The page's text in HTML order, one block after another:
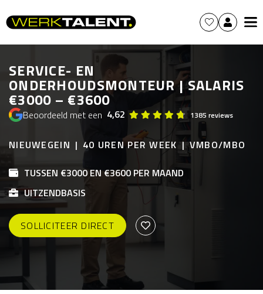
SERVICE- EN
ONDERHOUDSMONTEUR | SALARIS
€3000 – €3600
Beoordeeld met een 4,62 1385 reviews
NIEUWEGEIN 40 UREN PER WEEK
VMBO/MBO
TUSSEN €3000 EN €3600 PER MAAND
UITZENDBASIS
SOLLICITEER DIRECT